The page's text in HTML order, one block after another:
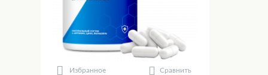
Избранное Сравнить